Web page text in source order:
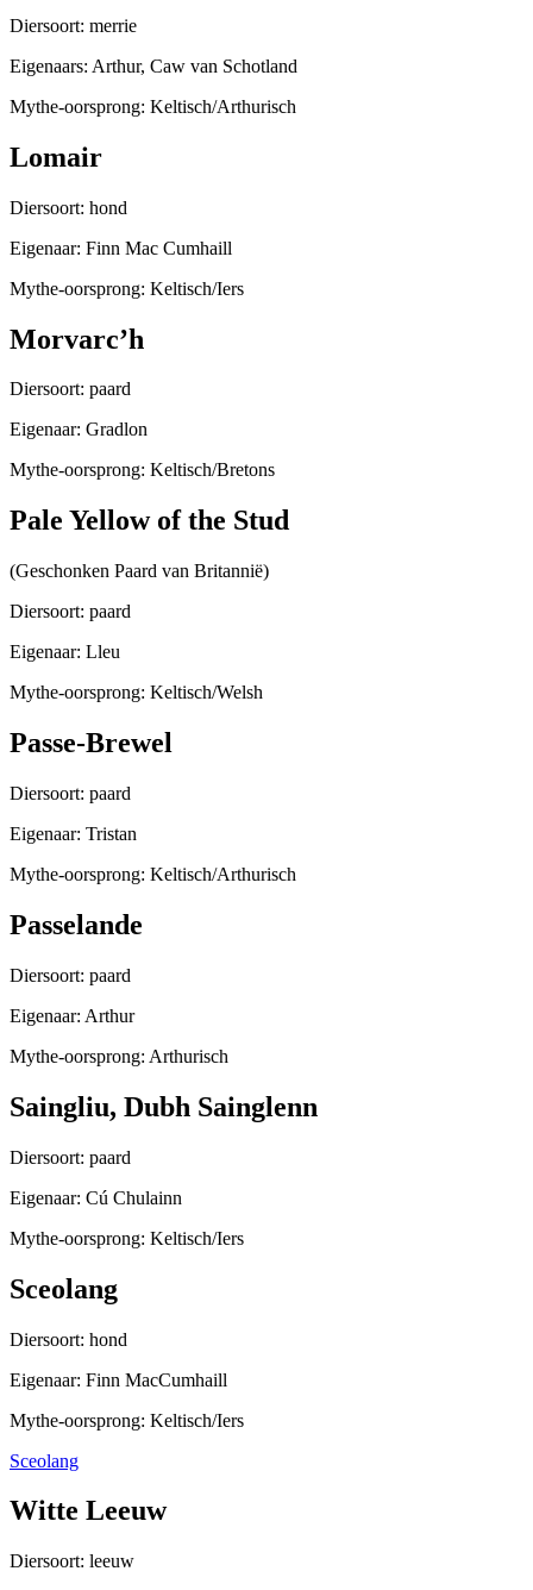
Diersoort: merrie
Eigenaars: Arthur, Caw van Schotland
Mythe-oorsprong: Keltisch/Arthurisch
Lomair
Diersoort: hond
Eigenaar: Finn Mac Cumhaill
Mythe-oorsprong: Keltisch/Iers
Morvarc’h
Diersoort: paard
Eigenaar: Gradlon
Mythe-oorsprong: Keltisch/Bretons
Pale Yellow of the Stud
(Geschonken Paard van Britannië)
Diersoort: paard
Eigenaar: Lleu
Mythe-oorsprong: Keltisch/Welsh
Passe-Brewel
Diersoort: paard
Eigenaar: Tristan
Mythe-oorsprong: Keltisch/Arthurisch
Passelande
Diersoort: paard
Eigenaar: Arthur
Mythe-oorsprong: Arthurisch
Saingliu, Dubh Sainglenn
Diersoort: paard
Eigenaar: Cú Chulainn
Mythe-oorsprong: Keltisch/Iers
Sceolang
Diersoort: hond
Eigenaar: Finn MacCumhaill
Mythe-oorsprong: Keltisch/Iers
Sceolang
Witte Leeuw
Diersoort: leeuw